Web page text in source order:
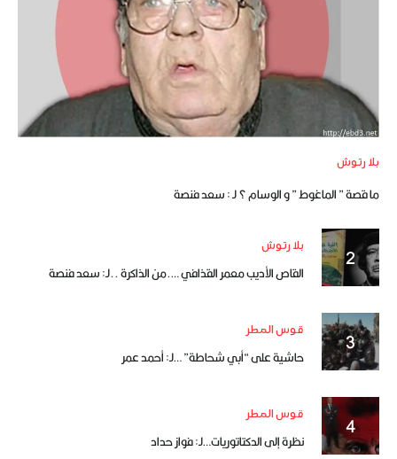
بلا رتوش
ما قصة ” الماغوط ” و الوسام ؟ لـ : سعد فنصة
بلا رتوش
القاص الأديب معمر القذافي ….من الذاكرة ..لـ: سعد فنصة
قوس المطر
حاشية على “أبي شحاطة” …لـ: أحمد عمر
قوس المطر
نظرة إلى الدكتاتوريات…لـ: فواز حداد